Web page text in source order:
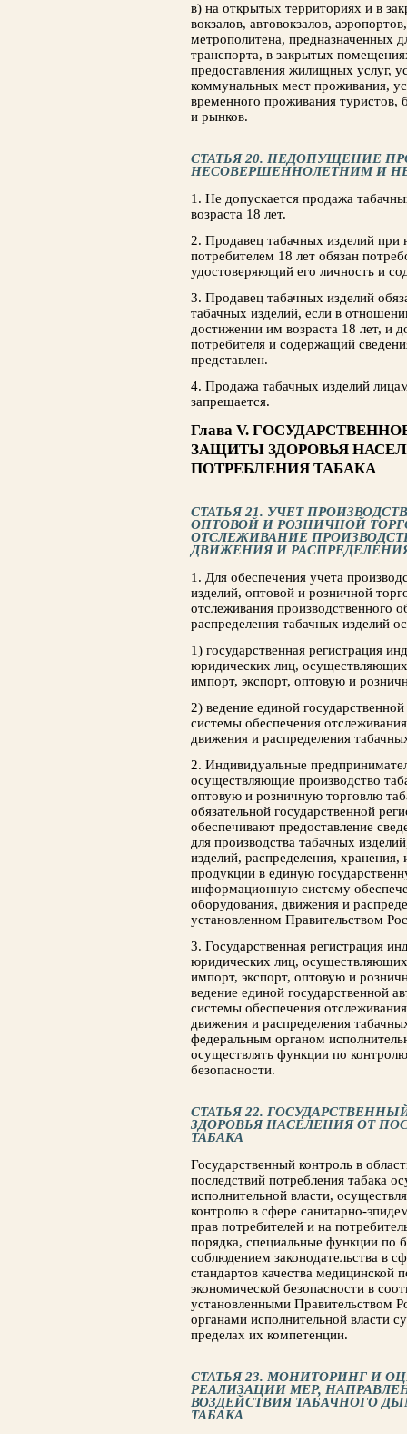
в) на открытых территориях и в
вокзалов, автовокзалов,
метрополитена, предназначенных
транспорта, в закрытых
предоставления жилищных услуг,
коммунальных мест проживания,
временного проживания туристов,
и рынков.
СТАТЬЯ 20. НЕДОПУЩЕНИЕ
НЕСОВЕРШЕННОЛЕТНИМ И
1. Не допускается продажа
возраста 18 лет.
2. Продавец табачных изделий
потребителем 18 лет обязан
удостоверяющий его личность и
3. Продавец табачных изделий
табачных изделий, если в
достижении им возраста 18 лет, и
потребителя и содержащий
представлен.
4. Продажа табачных изделий
запрещается.
Глава V.
ЗАЩИТЫ ЗДОРОВЬЯ
ПОТРЕБЛЕНИЯ ТАБАКА
СТАТЬЯ 21. УЧЕТ
ОПТОВОЙ И РОЗНИЧНОЙ
ОТСЛЕЖИВАНИЕ
ДВИЖЕНИЯ И
1. Для обеспечения учета
изделий, оптовой и розничной
отслеживания производственного
распределения табачных изделий
1) государственная регистрация
юридических лиц,
импорт, экспорт, оптовую и
2) ведение единой
системы обеспечения
движения и распределения
2. Индивидуальные
осуществляющие производство
оптовую и розничную торговлю
обязательной государственной
обеспечивают предоставление
для производства табачных
изделий, распределения,
продукции в единую
информационную систему
оборудования, движения и
установленном Правительством
3. Государственная регистрация
юридических лиц,
импорт, экспорт, оптовую и
ведение единой государственной
системы обеспечения
движения и распределения
федеральным органом
осуществлять функции по
безопасности.
СТАТЬЯ 22.
ЗДОРОВЬЯ НАСЕЛЕНИЯ ОТ
ТАБАКА
Государственный контроль в
последствий потребления табака
исполнительной власти,
контролю в сфере санитарно-
прав потребителей и на
порядка, специальные функции по
соблюдением законодательства в
стандартов качества
экономической безопасности в
установленными Правительством
органами исполнительной власти
пределах их компетенции.
СТАТЬЯ 23. МОНИТОРИНГ И
РЕАЛИЗАЦИИ МЕР,
ВОЗДЕЙСТВИЯ ТАБАЧНОГО
ТАБАКА